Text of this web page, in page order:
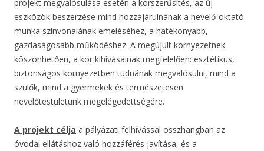
projekt megvalósulása esetén a korszerűsítés, az új
eszközök beszerzése mind hozzájárulnának a nevelő-oktató
munka színvonalának emeléséhez, a hatékonyabb,
gazdaságosabb működéshez. A megújult környezetnek
köszönhetően, a kor kihívásainak megfelelően: esztétikus,
biztonságos környezetben tudnának megvalósulni, mind a
szülők, mind a gyermekek és természetesen
nevelőtestületünk megelégedettségére.
A projekt célja a pályázati felhívással összhangban az
óvodai ellátáshoz való hozzáférés javítása, és a